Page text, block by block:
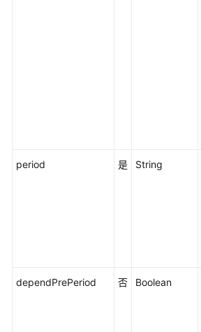
period 是 String
dependPrePeriod 否 Boolean